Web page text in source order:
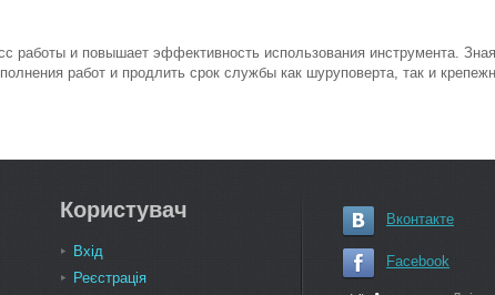
работы и повышает эффективность использования инструмента.
работ и продлить срок службы как шуруповерта, так и
Користувач
Вхід
Реєстрація
Вконтакте
Facebook